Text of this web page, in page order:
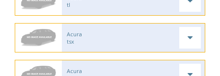
tl
Acura
tsx
Acura